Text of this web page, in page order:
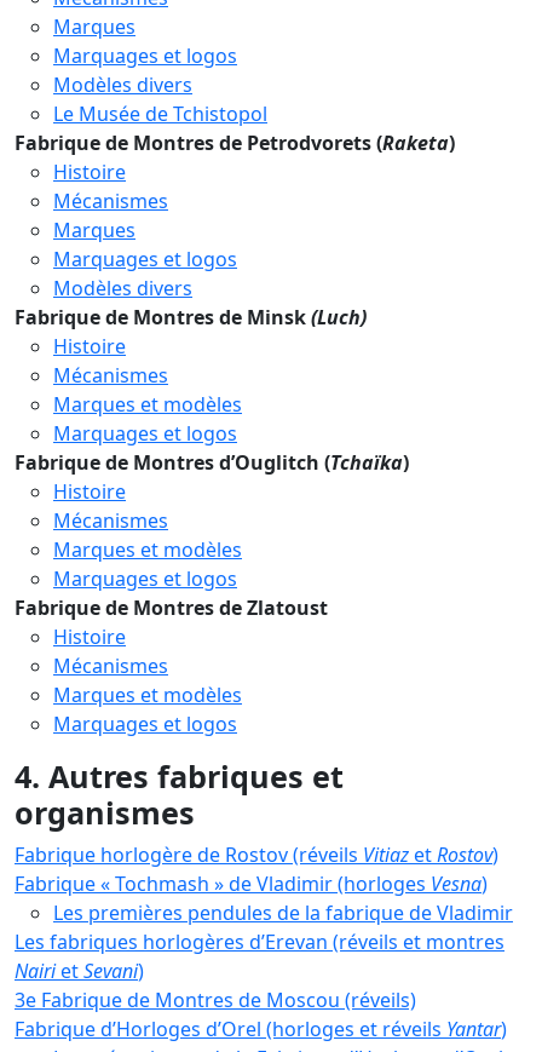
Marques
Marquages et logos
Modèles divers
Le Musée de Tchistopol
Fabrique de Montres de Petrodvorets (Raketa)
Histoire
Mécanismes
Marques
Marquages et logos
Modèles divers
Fabrique de Montres de Minsk(Luch)
Histoire
Mécanismes
Marques et modèles
Marquages et logos
Fabrique de Montres d’Ouglitch (Tchaïka)
Histoire
Mécanismes
Marques et modèles
Marquages et logos
Fabrique de Montres de Zlatoust
Histoire
Mécanismes
Marques et modèles
Marquages et logos
4. Autres fabriques et
organismes
Fabrique horlogère de Rostov (réveils VitiazetRostov)
Fabrique « Tochmash » de Vladimir (horloges Vesna)
Les premières pendules de la fabrique de Vladimir
Les fabriques horlogères d’Erevan (réveils et montres
NairietSevani)
3e Fabrique de Montres de Moscou (réveils)
Fabrique d’Horloges d’Orel (horloges et réveils Yantar)